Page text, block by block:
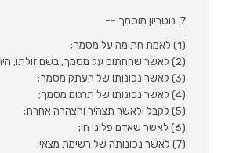
7. נוטריון מוסמך --
(1) לאמת חתימה על מסמך;
(2) לאשר שהחתום על מסמך, בשם זולתו, היה מוסמך לכך;
(3) לאשר נכונותו של העתק מסמך;
(4) לאשר נכונותו של תרגום מסמך;
(5) לקבל ולאשר תצהיר והצהרה אחרת;
(6) לאשר שאדם פלוני חי;
(7) לאשר נכונותה של רשימת מצאי;